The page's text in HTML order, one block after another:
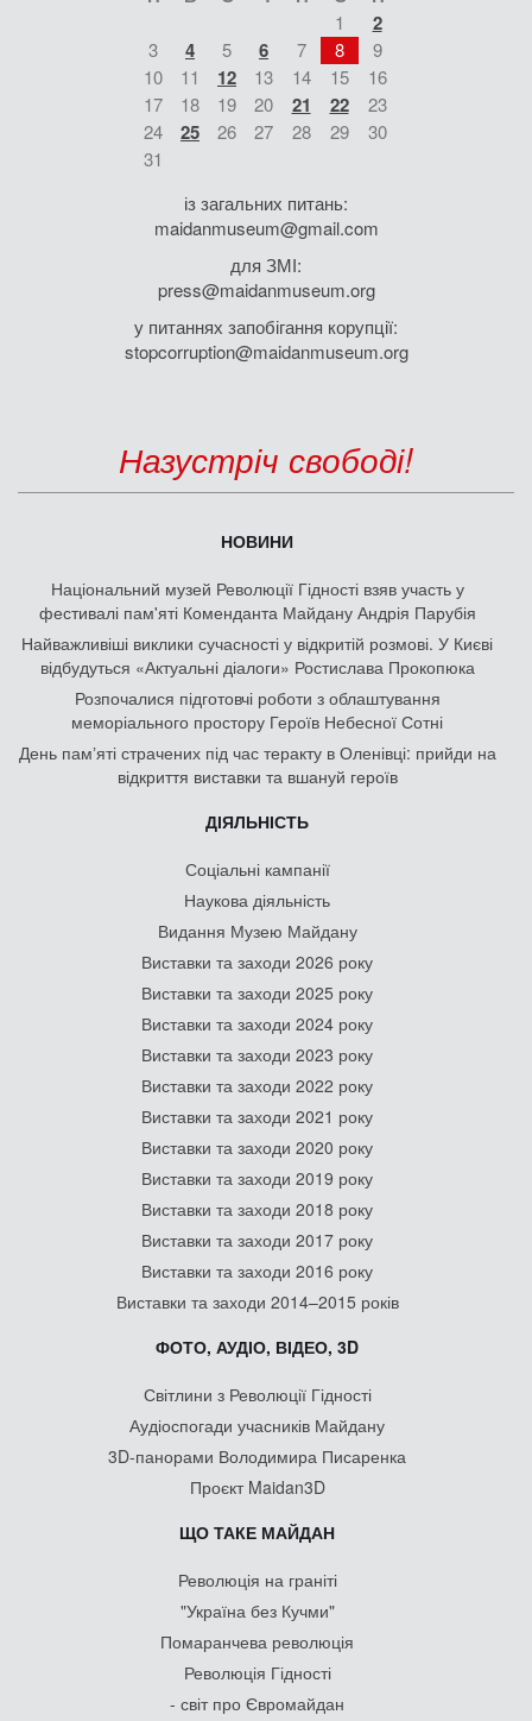
1 2
3 4 5 6 7 8
9
10
11 12 13 14 15
16
17
18 19 20 21 22
23
24
25 26 27 28 29
30
31
із загальних питань:
maidanmuseum@gmail.com
для ЗМІ:
press@maidanmuseum.org
у питаннях запобігання корупції:
stopcorruption@maidanmuseum.org
Назустріч свободі!
НОВИНИ
Національний музей Революції Гідності взяв участь у
фестивалі пам'яті Коменданта Майдану Андрія Парубія
Найважливіші виклики сучасності у відкритій розмові. У Києві
відбудуться «Актуальні діалоги» Ростислава Прокопюка
Розпочалися підготовчі роботи з облаштування
меморіального простору Героїв Небесної Сотні
День памʼяті страчених під час теракту в Оленівці: прийди на
відкриття виставки та вшануй героїв
ДІЯЛЬНІСТЬ
Соціальні кампанії
Наукова діяльність
Видання Музею Майдану
Виставки та заходи 2026 року
Виставки та заходи 2025 року
Виставки та заходи 2024 року
Виставки та заходи 2023 року
Виставки та заходи 2022 року
Виставки та заходи 2021 року
Виставки та заходи 2020 року
Виставки та заходи 2019 року
Виставки та заходи 2018 року
Виставки та заходи 2017 року
Виставки та заходи 2016 року
Виставки та заходи 2014–2015 років
ФОТО, АУДІО, ВІДЕО, 3D
Світлини з Революції Гідності
Аудіоспогади учасників Майдану
3D-панорами Володимира Писаренка
Проєкт Maidan3D
ЩО ТАКЕ МАЙДАН
Революція на граніті
"Україна без Кучми"
Помаранчева революція
Революція Гідності
- світ про Євромайдан